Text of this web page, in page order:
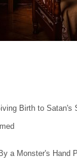
Birth to Satan's
a Monster's Hand